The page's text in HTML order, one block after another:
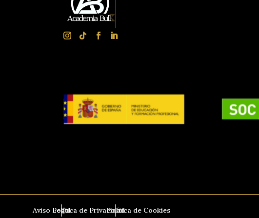
Aviso LegalPolítica de PrivacidadPolítica de Cookies